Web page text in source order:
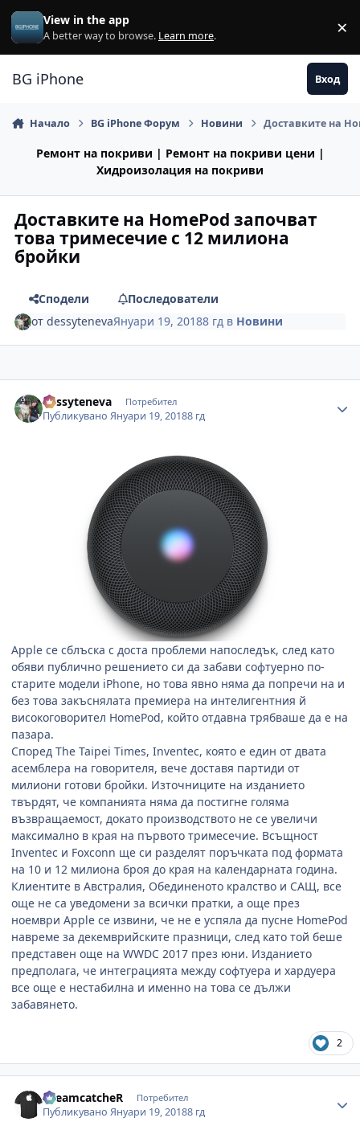
Премини към съдържанието
View in the app
A better way to browse. Learn more. ×
BG iPhone Вход
Начало BG iPhone Форум Новини Доставките на
Ремонт на покриви | Ремонт на покриви цени |
Хидроизолация на покриви
Доставките на HomePod започват
това тримесечие с 12 милиона
бройки
Сподели
Последователи
отdessytenevaЯнуари 19, 20188 гд в Новини
dessyteneva Потребител
ПубликуваноЯнуари 19, 20188 гд
Apple се сблъска с доста проблеми напоследък, след като
обяви публично решението си да забави софтуерно по-
старите модели iPhone, но това явно няма да попречи на и
без това закъснялата премиера на интелигентния й
високоговорител HomePod, който отдавна трябваше да е на
пазара.
Според The Taipei Times, Inventec, която е един от двата
асемблера на говорителя, вече доставя партиди от
милиони готови бройки. Източниците на изданието
твърдят, че компанията няма да постигне голяма
възвращаемост, докато производството не се увеличи
максимално в края на първото тримесечие. Всъщност
Inventec и Foxconn ще си разделят поръчката под формата
на 10 и 12 милиона броя до края на календарната година.
Клиентите в Австралия, Обединеното кралство и САЩ, все
още не са уведомени за всички пратки, а още през
ноември Apple се извини, че не е успяла да пусне HomePod
навреме за декемврийските празници, след като той беше
представен още на WWDC 2017 през юни. Изданието
предполага, че интеграцията между софтуера и хардуера
все още е нестабилна и именно на това се дължи
забавянето.
2
DreamcatcheR Потребител
ПубликуваноЯнуари 19, 20188 гд